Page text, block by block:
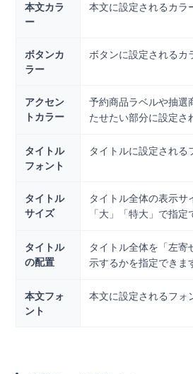
本文カラ
ー
本文に設定されるカラ
ボタンカ
ラー
ボタンに設定されるカ
アクセン
トカラー
予約商品ラベルや抽選
たせたい部分に設定さ
タイトル
フォント
タイトルに設定される
タイトル
サイズ
タイトル全体の表示サ
「大」「特大」で指定
タイトル
の配置
タイトル全体を「左寄
示するかを指定できま
本文フォ
ント
本文に設定されるフォ